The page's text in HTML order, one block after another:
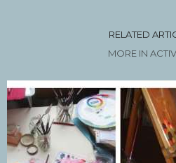
RELATED
MORE IN